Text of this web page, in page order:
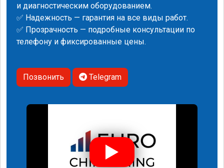
и диагностическим оборудованием.
✅ Надежность — гарантия на все виды работ.
✅ Прозрачность — подробные консультации по
телефону и фиксированные цены.
Позвонить Telegram